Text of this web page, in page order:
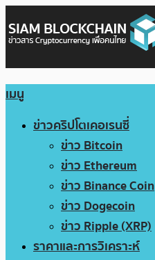
เมนู
ข่าวคริปโตเคอเรนซี่
ข่าว Bitcoin
ข่าว Ethereum
ข่าว Binance Coin
ข่าว Dogecoin
ข่าว Ripple (XRP)
ราคาและการวิเคราะห์